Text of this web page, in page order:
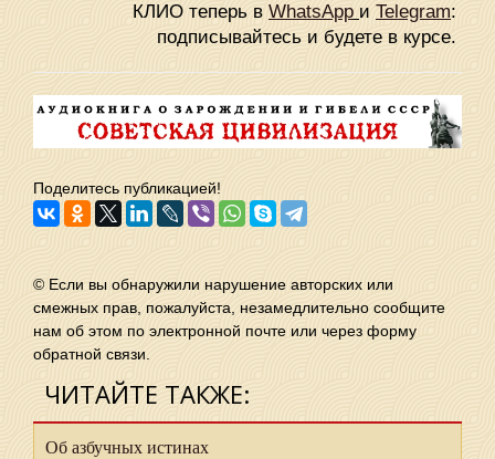
КЛИО теперь в WhatsApp и Telegram:
подписывайтесь и будете в курсе.
Поделитесь публикацией!
© Если вы обнаружили нарушение авторских или
смежных прав, пожалуйста, незамедлительно сообщите
нам об этом по электронной почте или через форму
обратной связи.
ЧИТАЙТЕ ТАКЖЕ:
Об азбучных истинах